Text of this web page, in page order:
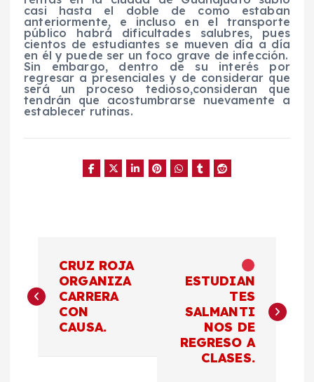
casi hasta el doble de como estaban
anteriormente, e incluso en el transporte
público habrá dificultades salubres, pues
cientos de estudiantes se mueven día a día
en él y puede ser un foco grave de infección.
Sin embargo, dentro de su interés por
regresar a presenciales y de considerar que
será un proceso tedioso,consideran que
tendrán que acostumbrarse nuevamente a
establecer rutinas.
a
CRUZ ROJA
ORGANIZA
CARRERA
CON
CAUSA.
ESTUDIAN
TES
SALMANTI
NOS DE
REGRESO A
CLASES.